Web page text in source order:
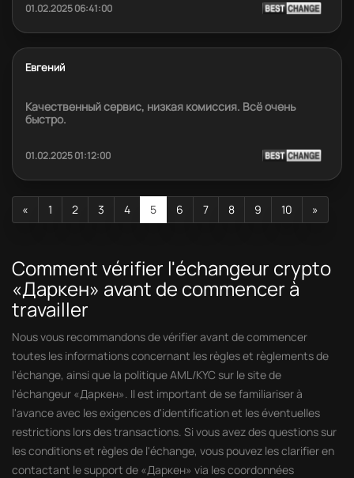
01.02.2025 06:41:00
Евгений
Качественный сервис, низкая комиссия. Всё очень
быстро.
01.02.2025 01:12:00
« 1 2 3 4 5 6 7 8 9 10 »
Comment vérifier l'échangeur crypto
«Даркен» avant de commencer à
travailler
Nous vous recommandons de vérifier avant de commencer
toutes les informations concernant les règles et règlements de
l'échange, ainsi que la politique AML/KYC sur le site de
l'échangeur «Даркен». Il est important de se familiariser à
l'avance avec les exigences d'identification et les éventuelles
restrictions lors des transactions. Si vous avez des questions sur
les conditions et règles de l'échange, vous pouvez les clarifier en
contactant le support de «Даркен» via les coordonnées